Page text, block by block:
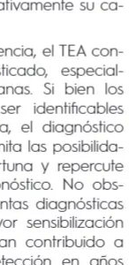
su ca-
el TEA con-
especial-
Si bien los
ser
identificables
el diagnóstico
las posibilida-
y repercute
No obs-
diagnósticas
a